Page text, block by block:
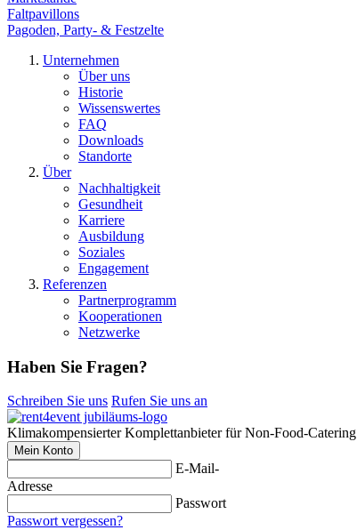
Faltpavillons
Pagoden, Party- & Festzelte
Unternehmen
Über uns
Historie
Wissenswertes
FAQ
Downloads
Standorte
Über
Nachhaltigkeit
Gesundheit
Karriere
Ausbildung
Soziales
Engagement
Referenzen
Partnerprogramm
Kooperationen
Netzwerke
Haben Sie Fragen?
Schreiben Sie uns Rufen Sie uns an
Klimakompensierter Komplettanbieter für Non-Food-Catering
Mein Konto
E-Mail-
Adresse
Passwort
Passwort vergessen?